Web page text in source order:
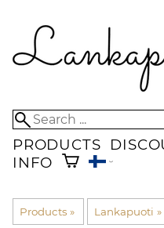
PRODUCTS
INFO
Products ‪» Lankapuoti ‪»